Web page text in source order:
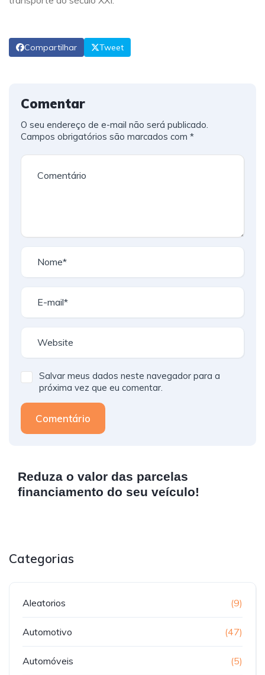
Compartilhar Tweet
Comentar
O seu endereço de e-mail não será publicado.
Campos obrigatórios são marcados com *
Salvar meus dados neste navegador para a
próxima vez que eu comentar.
Comentário
Reduza o valor das parcelas
financiamento do seu veículo!
Categorias
Aleatorios (9)
Automotivo (47)
Automóveis (5)